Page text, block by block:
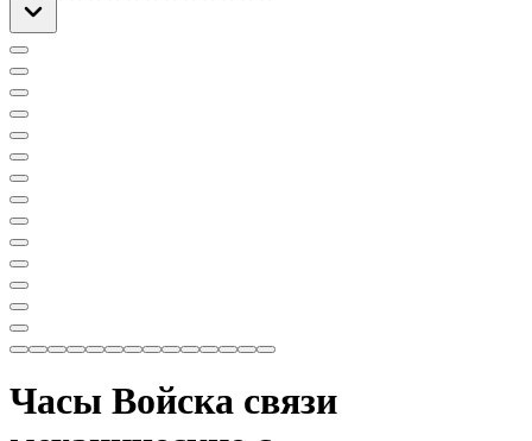
Часы Войска связи